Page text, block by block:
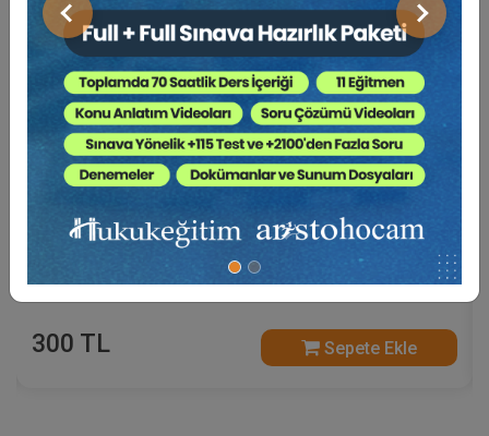
Önceki Sonraki
Güncel Gelişmelerle Malpraktis Davaları Video
Eğitimi
300 TL Sepete Ekle